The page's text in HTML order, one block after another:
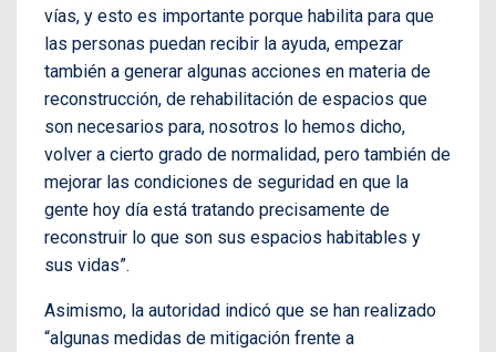
vías, y esto es importante porque habilita para que
las personas puedan recibir la ayuda, empezar
también a generar algunas acciones en materia de
reconstrucción, de rehabilitación de espacios que
son necesarios para, nosotros lo hemos dicho,
volver a cierto grado de normalidad, pero también de
mejorar las condiciones de seguridad en que la
gente hoy día está tratando precisamente de
reconstruir lo que son sus espacios habitables y
sus vidas”.
Asimismo, la autoridad indicó que se han realizado
“algunas medidas de mitigación frente a